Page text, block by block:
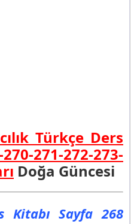
Türkçe Ders
271-272-273-
Doğa Güncesi
Kitabı Sayfa 268